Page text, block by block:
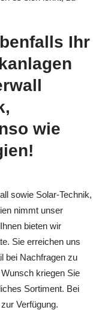
Ihr
wie
sowie Solar-Technik,
nimmt unser
bieten wir
Sie erreichen uns
bei Nachfragen zu
kriegen Sie
Sortiment. Bei
Verfügung.